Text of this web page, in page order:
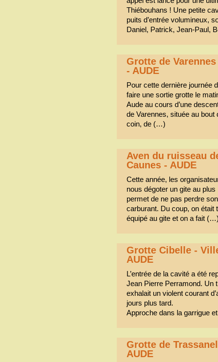
Thiébouhans ! Une petite
puits d’entrée volumineux,
Daniel, Patrick, Jean-Paul,
Grotte de
- AUDE
Pour cette dernière journée
faire une sortie grotte le
Aude au cours d’une
de Varennes, située au
coin, de (…)
Aven du ruisseau
Caunes - AUDE
Cette année, les
nous dégoter un gite au
permet de ne pas perdre
carburant. Du coup, on était
équipé au gite et on a fait
Grotte Cibelle -
AUDE
L’entrée de la cavité a été
Jean Pierre Perramond. Un
exhalait un violent courant
jours plus tard.
Approche dans la garrigue
Grotte de
AUDE